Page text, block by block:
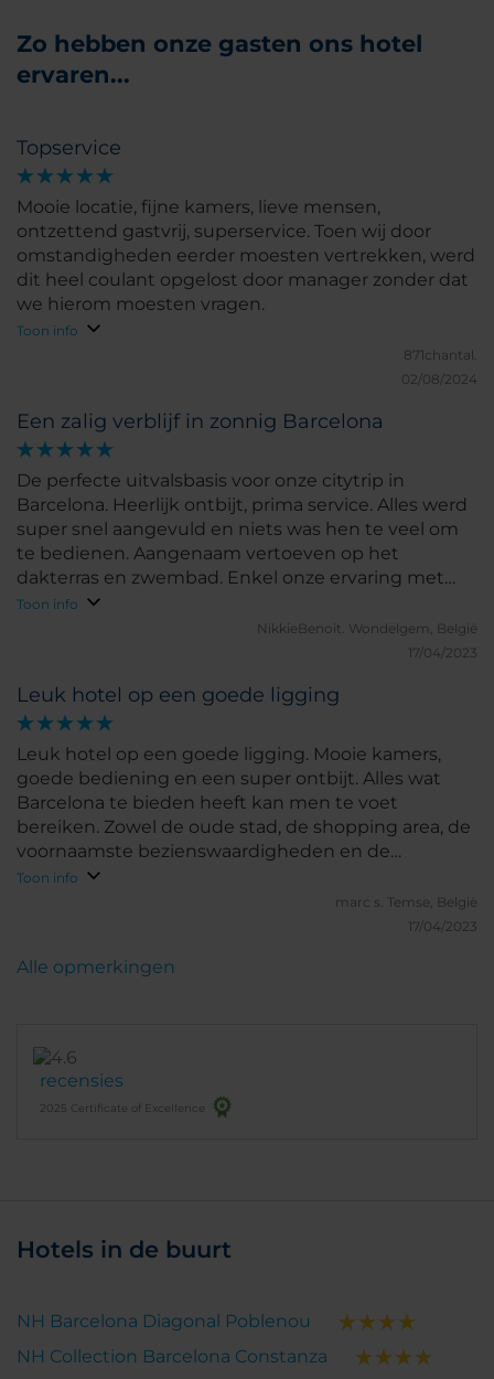
Zo hebben onze gasten ons hotel
ervaren...
Topservice
Mooie locatie, fijne kamers, lieve mensen,
ontzettend gastvrij, superservice. Toen wij door
omstandigheden eerder moesten vertrekken, werd
dit heel coulant opgelost door manager zonder dat
we hierom moesten vragen.
Toon info
871chantal.
02/08/2024
Een zalig verblijf in zonnig Barcelona
De perfecte uitvalsbasis voor onze citytrip in
Barcelona. Heerlijk ontbijt, prima service. Alles werd
super snel aangevuld en niets was hen te veel om
te bedienen. Aangenaam vertoeven op het
dakterras en zwembad. Enkel onze ervaring met
het restaurant viel wat tegen. (Pizza calzone was
nog rauw vanbinnen en kaas helemaal niet
gesmolten, ook de andere pizza's waren niet geheel
vriendelijk i.v.g. het gehele hotel) had hier ook
helemaal geen oog voor precies. Nochtans
overduidelijk bij het afruimen dat er nog veel over
was. Voor de rest wel super tevreden vh hotel en
zeker een aanrader.
Toon info
NikkieBenoit. Wondelgem, België
17/04/2023
Leuk hotel op een goede ligging
Leuk hotel op een goede ligging. Mooie kamers,
goede bediening en een super ontbijt. Alles wat
Barcelona te bieden heeft kan men te voet
bereiken. Zowel de oude stad, de shopping area, de
voornaamste bezienswaardigheden en de
stranden.Bij een toekomstig bezoek aan Barcelona
Toon info
marc s.
Temse, België
17/04/2023
recensies
2025 Certificate of Excellence
Alle opmerkingen
Hotels in de buurt
NH Barcelona Diagonal Poblenou
NH Collection Barcelona Constanza